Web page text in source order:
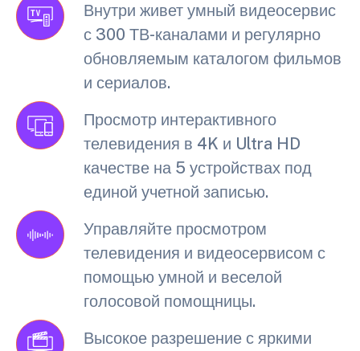
Внутри живет умный видеосервис
с 300 ТВ-каналами и регулярно
обновляемым каталогом фильмов
и сериалов.
Просмотр интерактивного
телевидения в 4K и Ultra HD
качестве на 5 устройствах под
единой учетной записью.
Управляйте просмотром
телевидения и видеосервисом с
помощью умной и веселой
голосовой помощницы.
Высокое разрешение с яркими